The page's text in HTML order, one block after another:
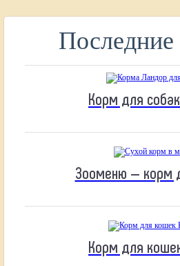
Последние
Корм для
Зооменю — корм
Корм для